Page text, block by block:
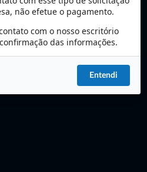
posse, renovatória de locação,
ações para o
não efetue o pagamento.
com o nosso escritório
das informações.
Entendi